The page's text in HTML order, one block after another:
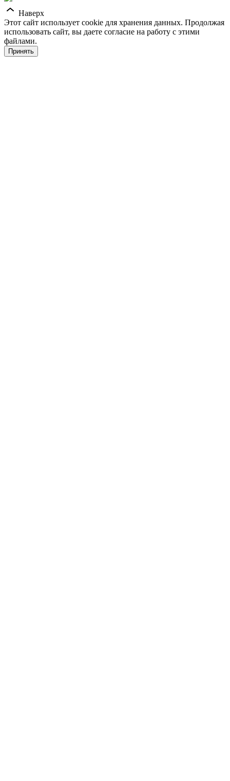
Наверх
Этот сайт использует cookie для хранения данных. Продолжая
использовать сайт, вы даете согласие на работу с этими
файлами.
Принять